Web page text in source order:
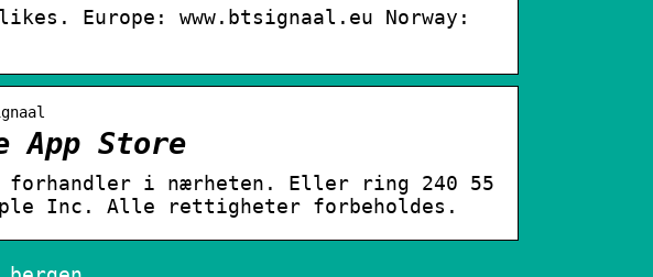
Europe: www.btsignaal.eu Norway:
App Store
forhandler i nærheten. Eller ring 240 55
Inc. Alle rettigheter forbeholdes.